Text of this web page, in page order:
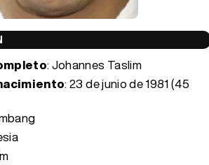
: Johannes Taslim
:23 de junio de 1981 (45